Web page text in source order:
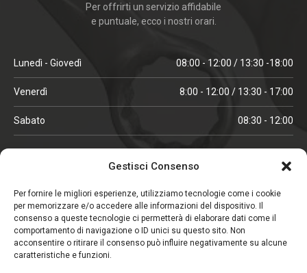
Gestisci Consenso
Per fornire le migliori esperienze, utilizziamo tecnologie come i cookie
per memorizzare e/o accedere alle informazioni del dispositivo. Il
consenso a queste tecnologie ci permetterà di elaborare dati come il
comportamento di navigazione o ID unici su questo sito. Non
acconsentire o ritirare il consenso può influire negativamente su alcune
caratteristiche e funzioni.
Per offrirti un servizio affidabile
e puntuale, ecco i nostri orari.
Lunedì - Giovedì 08:00 - 12:00 / 13:30 -18:00
Venerdì 8:00 - 12:00 / 13:30 - 17:00
Sabato 08:30 - 12:00
ORARI IN ALTA STAGIONE
Lunedì - Venerdì 08:00 - 12:00 / 13:30 -18:00
Sabato 08:00 - 12:00